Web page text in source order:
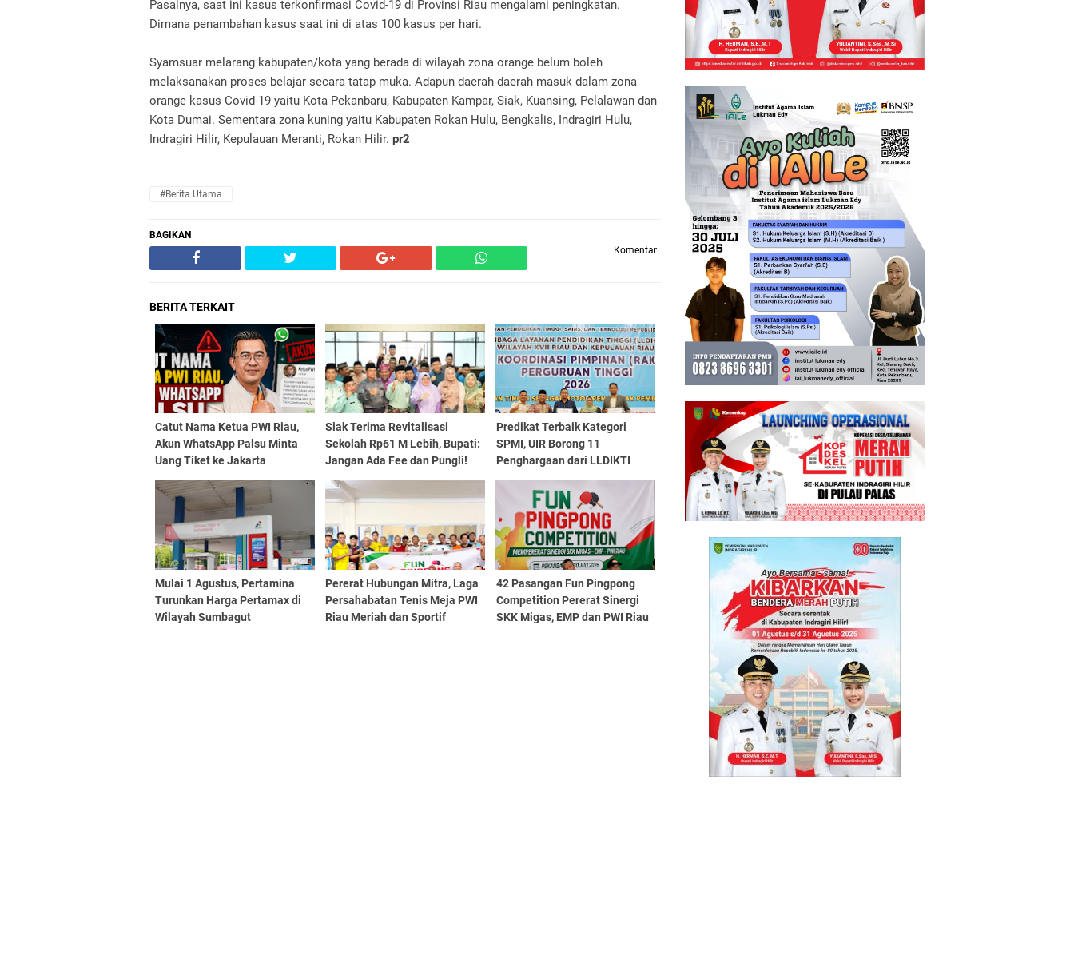
Pasalnya, saat ini kasus terkonfirmasi Covid-19 di Provinsi Riau mengalami peningkatan.
Dimana penambahan kasus saat ini di atas 100 kasus per hari.
Syamsuar melarang kabupaten/kota yang berada di wilayah zona orange belum boleh
melaksanakan proses belajar secara tatap muka. Adapun daerah-daerah masuk dalam zona
orange kasus Covid-19 yaitu Kota Pekanbaru, Kabupaten Kampar, Siak, Kuansing, Pelalawan dan
Kota Dumai. Sementara zona kuning yaitu Kabupaten Rokan Hulu, Bengkalis, Indragiri Hulu,
Indragiri Hilir, Kepulauan Meranti, Rokan Hilir. pr2
#Berita Utama
BAGIKAN
Komentar
BERITA TERKAIT
Catut Nama Ketua PWI Riau,
Akun WhatsApp Palsu Minta
Uang Tiket ke Jakarta
Siak Terima Revitalisasi
Sekolah Rp61 M Lebih, Bupati:
Jangan Ada Fee dan Pungli!
Predikat Terbaik Kategori
SPMI, UIR Borong 11
Penghargaan dari LLDIKTI
Mulai 1 Agustus, Pertamina
Turunkan Harga Pertamax di
Wilayah Sumbagut
Pererat Hubungan Mitra, Laga
Persahabatan Tenis Meja PWI
Riau Meriah dan Sportif
42 Pasangan Fun Pingpong
Competition Pererat Sinergi
SKK Migas, EMP dan PWI Riau